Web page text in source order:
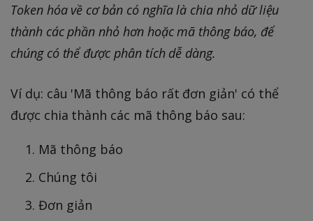
Token hóa về cơ bản có nghĩa là chia nhỏ dữ liệu
thành các phần nhỏ hơn hoặc mã thông báo, để
chúng có thể được phân tích dễ dàng.
Ví dụ: câu 'Mã thông báo rất đơn giản' có thể
được chia thành các mã thông báo sau:
Mã thông báo
Chúng tôi
Đơn giản